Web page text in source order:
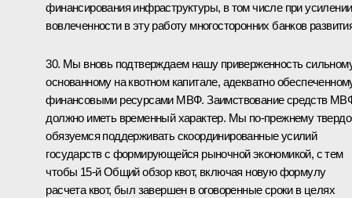
финансирования инфраструктуры, в том числе при усилении
вовлеченности в эту работу многосторонних банков
30. Мы вновь подтверждаем нашу приверженность
основанному на квотном капитале, адекватно
финансовыми ресурсами МВФ. Заимствование средств
должно иметь временный характер. Мы по‑прежнему твердо
обязуемся поддерживать скоординированные усилий
государств с формирующейся рыночной экономикой, с тем
чтобы 15-й Общий обзор квот, включая новую формулу
расчета квот, был завершен в оговоренные сроки в целях